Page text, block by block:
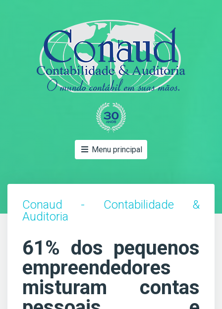
Menu principal
Conaud - Contabilidade &
Auditoria
61% dos pequenos
empreendedores
misturam contas